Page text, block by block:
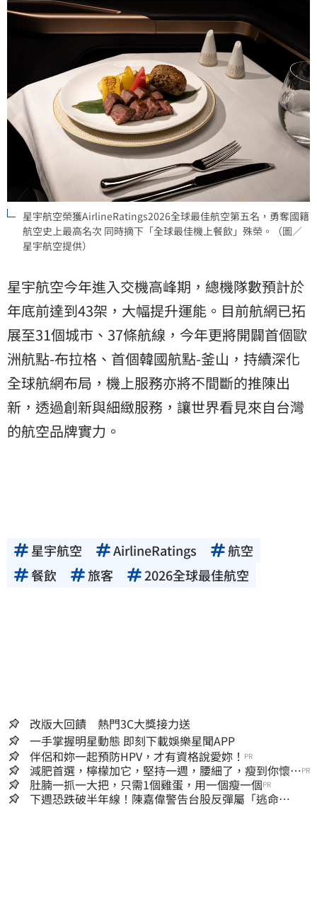
星宇航空榮獲AirlineRatings2026全球最佳航空第五名，勇奪國籍
航空史上最高名次 同時摘下「全球最佳機上餐飲」殊榮。（圖／
星宇航空提供）
星宇航空今年進入交機高峰期，總機隊數預計於
年底前達到43架，大幅提升運能。目前航網已拓
展至31個城市、37條航線，今年更將開闢首個歐
洲航點-布拉格、首個韓國航點-釜山，持續深化
全球航網布局，機上服務亦將不間斷的推陳出
新，透過創新與細緻服務，讓世界看見來自台灣
的航空品牌實力。
星宇航空 AirlineRatings
航空
餐飲
旅客 2026全球最佳航空
改版大回饋 熱門3C大獎接力送
一手掌握明星動態 即刻下載娛樂星聞APP
伴侶和妳一起預防HPV，才有資格說愛妳！ PR
減肥首選，檸檬加它，堅持一週，腰細了，瘦到你懷疑
人生
PR
肚腩一抓一大把，只需1個雞蛋，用一個瘦一個PR
下週恐跌破半年線！陳嘉偉警告台股反彈屬「逃命